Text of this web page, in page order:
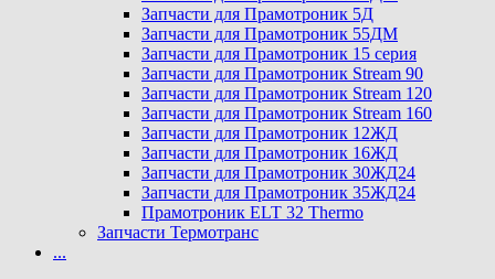
Запчасти для Прамотроник 5Д
Запчасти для Прамотроник 55ДМ
Запчасти для Прамотроник 15 серия
Запчасти для Прамотроник Stream 90
Запчасти для Прамотроник Stream 120
Запчасти для Прамотроник Stream 160
Запчасти для Прамотроник 12ЖД
Запчасти для Прамотроник 16ЖД
Запчасти для Прамотроник 30ЖД24
Запчасти для Прамотроник 35ЖД24
Прамотроник ELT 32 Thermo
Запчасти Термотранс
...